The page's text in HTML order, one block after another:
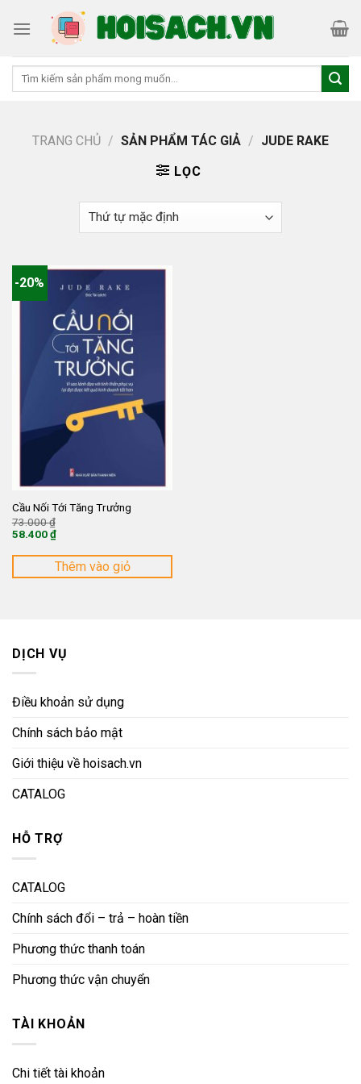
Tìm
TRANG CHỦ / SẢN PHẨM TÁC GIẢ / JUDE RAKE
LỌC
-20%
Cầu Nối Tới Tăng Trưởng
73.000₫
73.000 ₫.
58.400₫
hiện
là:
Thêm vào giỏ
DỊCH VỤ
Điều khoản sử dụng
Chính sách bảo mật
Giới thiệu về hoisach.vn
CATALOG
HỖ TRỢ
CATALOG
Chính sách đổi – trả – hoàn tiền
Phương thức thanh toán
Phương thức vận chuyển
TÀI KHOẢN
Chi tiết tài khoản